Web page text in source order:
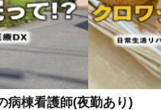
病棟看護師(夜勤あり)